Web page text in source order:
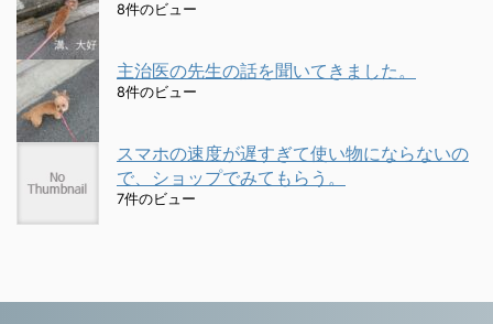
8件のビュー
主治医の先生の話を聞いてきました。
8件のビュー
スマホの速度が遅すぎて使い物にならないの
で、ショップでみてもらう。
7件のビュー